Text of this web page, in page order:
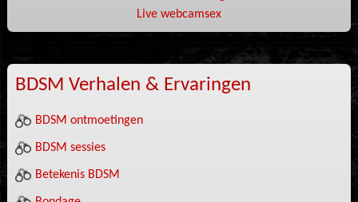
Live webcamsex
BDSM Verhalen & Ervaringen
BDSM ontmoetingen
BDSM sessies
Betekenis BDSM